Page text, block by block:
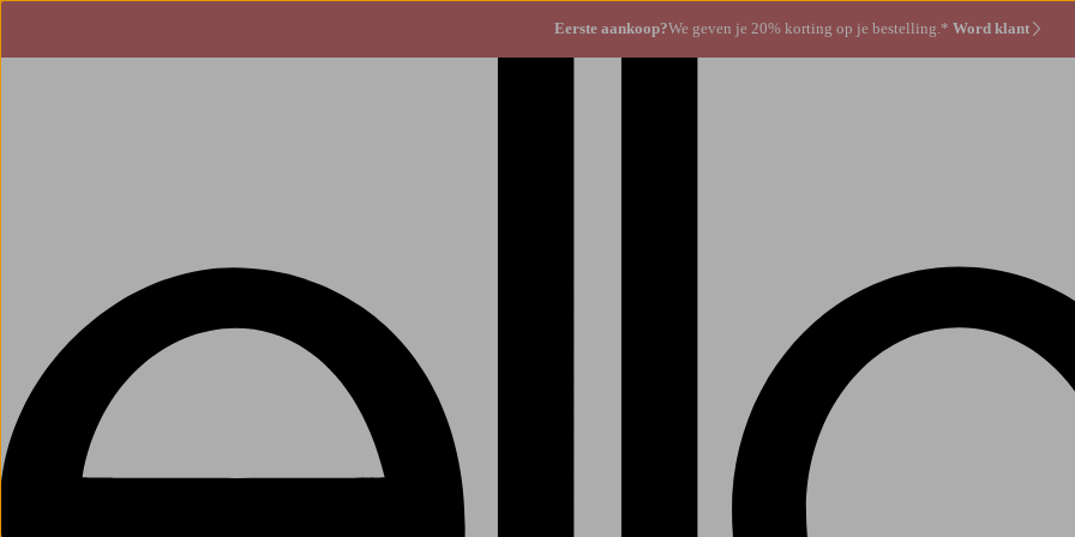
Eerste aankoop?We geven je 20% korting op je bestelling.* Word klant